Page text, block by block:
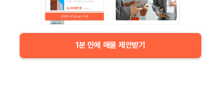
1분 만에 매물 제안받기